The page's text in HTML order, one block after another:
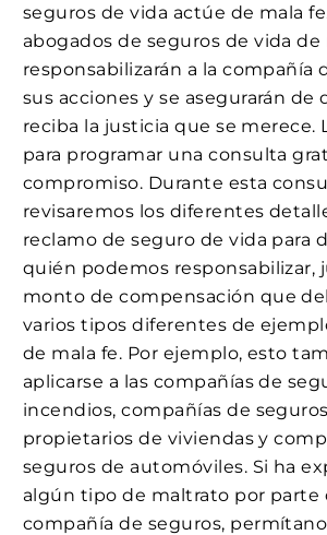
seguros de vida actúe de mala
abogados de seguros de vida de
responsabilizarán a la compañía
sus acciones y se asegurarán de
reciba la justicia que se merece.
para programar una consulta
compromiso. Durante esta
revisaremos los diferentes
reclamo de seguro de vida para
quién podemos responsabilizar,
monto de compensación que
varios tipos diferentes de
de mala fe. Por ejemplo, esto
aplicarse a las compañías de
incendios, compañías de
propietarios de viviendas y
seguros de automóviles. Si ha
algún tipo de maltrato por parte
compañía de seguros,